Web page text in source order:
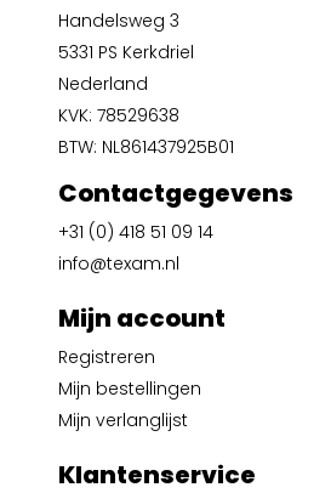
Handelsweg 3
5331 PS Kerkdriel
Nederland
KVK: 78529638
BTW: NL861437925B01
Contactgegevens
+31 (0) 418 51 09 14
info@texam.nl
Mijn account
Registreren
Mijn bestellingen
Mijn verlanglijst
Klantenservice